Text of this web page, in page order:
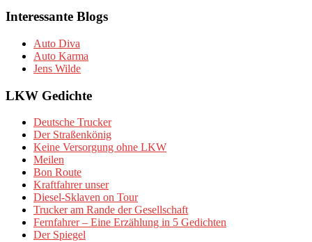
Interessante Blogs
Auto Diva
Auto Karma
Jens Wilde
LKW Gedichte
Deutsche Trucker
Der Straßenkönig
Keine Versorgung ohne LKW
Meilen
Bon Route
Kraftfahrer unser
Diesel-Sklaven on Tour
Trucker am Rande der Gesellschaft
Fernfahrer – Eine Erzählung in 5 Gedichten
Der Spiegel